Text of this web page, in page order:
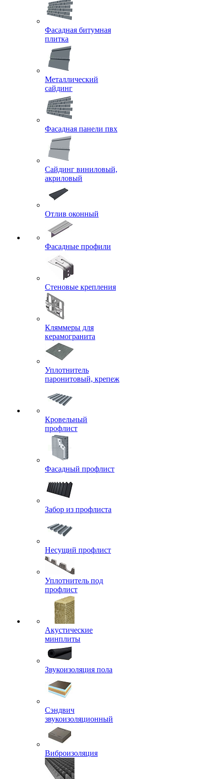
Фасадная битумная
плитка
Металлический
сайдинг
Фасадная панели пвх
Сайдинг виниловый,
акриловый
Отлив оконный
Фасадные профили
Стеновые крепления
Кляммеры для
керамогранита
Уплотнитель
паронитовый, крепеж
Кровельный
профлист
Фасадный профлист
Забор из профлиста
Несущий профлист
Уплотнитель под
профлист
Акустические
минплиты
Звукоизоляция пола
Сэндвич
звукоизоляционный
Виброизоляция